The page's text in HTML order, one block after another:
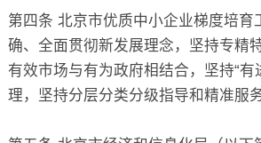
第四条 北京市优质中小企业梯度培育
确、全面贯彻新发展理念，坚持专精
有效市场与有为政府相结合，坚持“有
理，坚持分层分类分级指导和精准服务